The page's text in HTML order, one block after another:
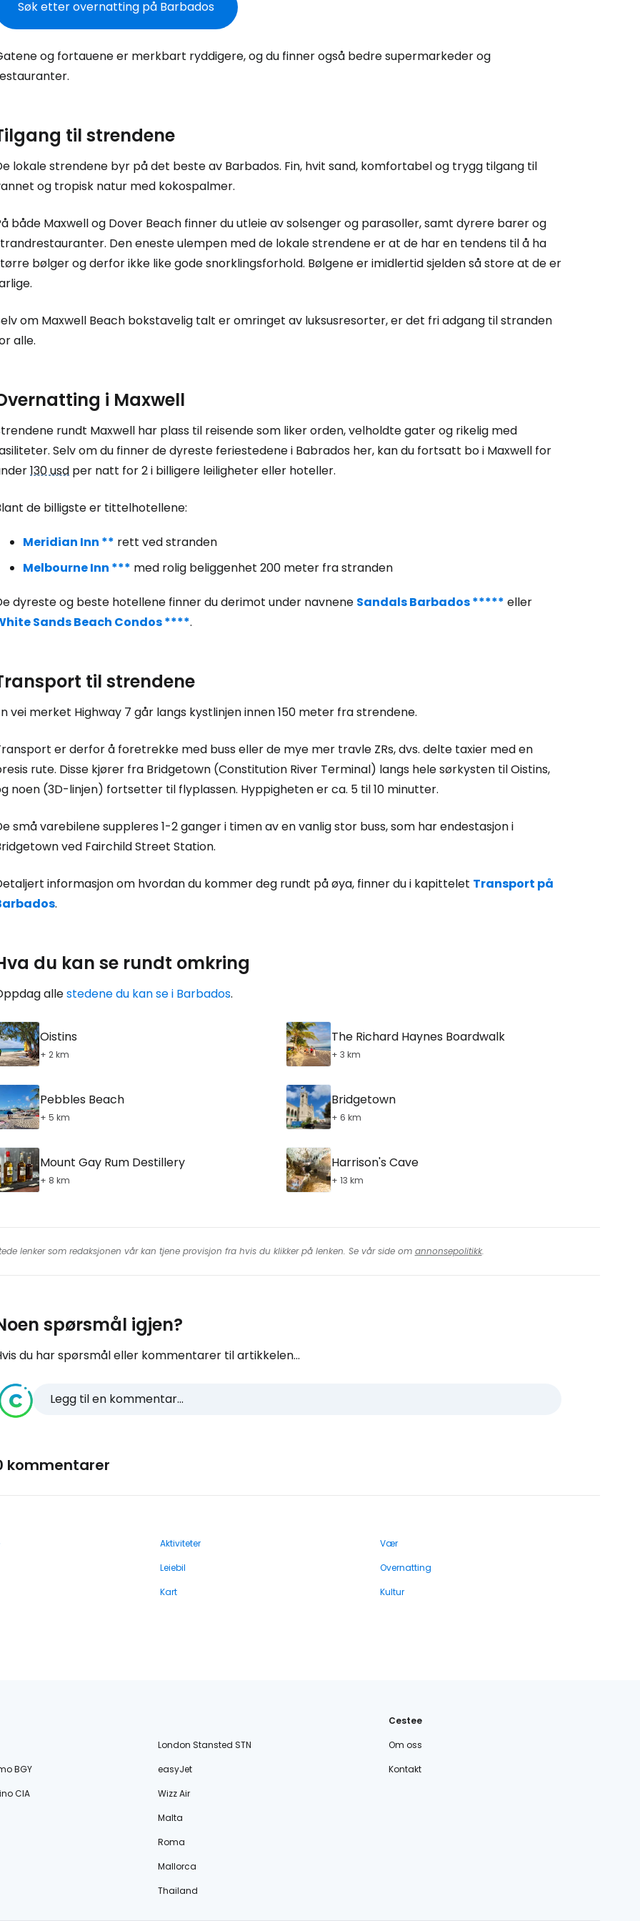
Søk etter overnatting på Barbados
og fortauene er merkbart ryddigere, og du finner også bedre supermarkeder og
til strendene
lokale strendene byr på det beste av Barbados. Fin, hvit sand, komfortabel og trygg tilgang til
og tropisk natur med kokospalmer.
både Maxwell og Dover Beach finner du utleie av solsenger og parasoller, samt dyrere barer og
Den eneste ulempen med de lokale strendene er at de har en tendens til å ha
bølger og derfor ikke like gode snorklingsforhold. Bølgene er imidlertid sjelden så store at de er
om Maxwell Beach bokstavelig talt er omringet av luksusresorter, er det fri adgang til stranden
alle.
i Maxwell
rundt Maxwell har plass til reisende som liker orden, velholdte gater og rikelig med
Selv om du finner de dyreste feriestedene i Babrados her, kan du fortsatt bo i Maxwell for
130 usd per natt for 2 i billigere leiligheter eller hoteller.
de billigste er tittelhotellene:
Meridian Inn ** rett ved stranden
Melbourne Inn *** med rolig beliggenhet 200 meter fra stranden
dyreste og beste hotellene finner du derimot under navnene Sandals Barbados ***** eller
Sands Beach Condos ****.
til strendene
vei merket Highway 7 går langs kystlinjen innen 150 meter fra strendene.
er derfor å foretrekke med buss eller de mye mer travle ZRs, dvs. delte taxier med en
rute. Disse kjører fra Bridgetown (Constitution River Terminal) langs hele sørkysten til Oistins,
noen (3D-linjen) fortsetter til flyplassen. Hyppigheten er ca. 5 til 10 minutter.
små varebilene suppleres 1-2 ganger i timen av en vanlig stor buss, som har endestasjon i
ved Fairchild Street Station.
informasjon om hvordan du kommer deg rundt på øya, finner du i kapittelet Transport på
.
du kan se rundt omkring
allestedene du kan se i Barbados.
Oistins
+ 2 km
The Richard Haynes Boardwalk
+ 3 km
Pebbles Beach
+ 5 km
Bridgetown
+ 6 km
Mount Gay Rum Destillery
+ 8 km
Harrison's Cave
+ 13 km
lenker som redaksjonen vår kan tjene provisjon fra hvis du klikker på lenken. Se vår side om annonsepolitikk.
spørsmål igjen?
du har spørsmål eller kommentarer til artikkelen...
Legg til en kommentar...
kommentarer
Aktiviteter
Vær
Leiebil
Overnatting
Kart
Kultur
London Stansted STN
BGY
easyJet
CIA
Wizz Air
Malta
Roma
Mallorca
Thailand
Cestee
Om oss
Kontakt
Logg inn på Cestee
... det verdensomspennende reisefellesskapet